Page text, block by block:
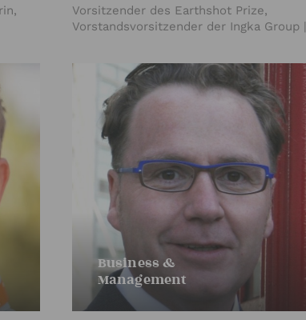
Vorsitzender des Earthshot Prize,
Vorstandsvorsitzender der Ingka Group |
Business &
Management